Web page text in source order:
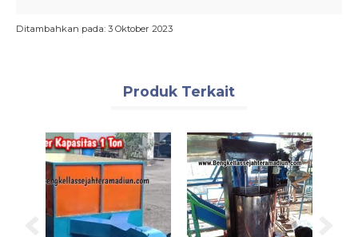
Ditambahkan pada: 3 Oktober 2023
Produk Terkait